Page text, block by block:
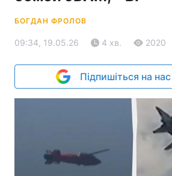
БОГДАН ФРОЛОВ
09:34, 19.05.26 4 хв. 2020
Підпишіться на